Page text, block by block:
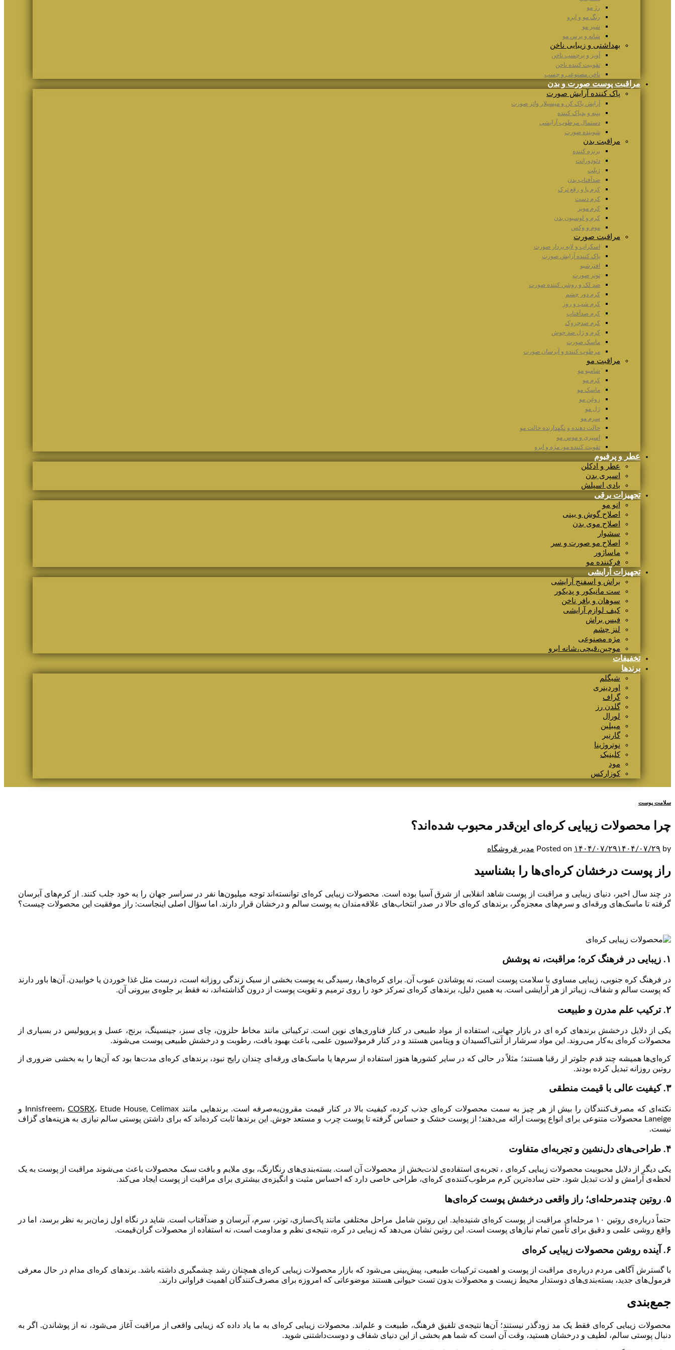
رژ مو
رنگ مو و ابرو
شیر مو
شانه و برس مو
بهداشتی و زیبایی ناخن
آویز و برچسب ناخن
تقوییت کننده ناخن
ناخن مصنوعی و چسب
مراقبت پوست صورت و بدن
پاک کننده آرایش صورت
آرایش پاک کن و میسیلار واتر صورت
پنبه و پدپاک کننده
دستمال مرطوب آرایشی
شوینده صورت
مراقبت بدن
برنزه کننده
دئودورانت
ژیلت
ضدآفتاب بدن
کرم پا و رفع ترک
کرم دست
کرم موبر
کرم و لوسیون بدن
موم و وکس
مراقبت صورت
اسکراب و لایه بردار صورت
پاک کننده آرایش صورت
افترشیو
تونر صورت
ضد لک و روشن کننده صورت
کرم دور چشم
کرم شب و روز
کرم ضدآفتاب
کرم ضدچروک
کرم و ژل ضد جوش
ماسک صورت
مرطوب کننده و آبرسان صورت
مراقبت مو
َشامپو مو
کرم مو
ماسک مو
روغن مو
ژل مو
سرم مو
حالت دهنده و نگهدارنده حالت مو
اسپری و موس مو
تقویت کننده مو، مژه و ابرو
عطر و پرفیوم
عطر و ادکلن
اسپری بدن
بادی اسپلش
تجهیزات برقی
اتو مو
اصلاح گوش و بینی
اصلاح موی بدن
سشوار
اصلاح مو صورت و سر
ماساژور
فرکننده مو
تجهیزات آرایشی
براش و اسفنج آرایشی
ست مانیکور و پدیکور
سوهان و بافر ناخن
کیف لوازم آرایشی
فیس براش
لنز چشم
مژه مصنوعی
موچین،قیچی،شانه ابرو
تخفیفات
برندها
شیگلم
اوردینری
گراف
گلدن رز
لورال
میبلین
گارنیر
نوتروژینا
کلینیک
مود
کوزارکس
سلامت پوست
چرا محصولات زیبایی کره‌ای این‌قدر محبوب شده‌اند؟
Posted on ۱۴۰۴/۰۷/۲۹۱۴۰۴/۰۷/۲۹ by مدیر فروشگاه
راز پوست درخشان کره‌ای‌ها را بشناسید
در چند سال اخیر، دنیای زیبایی و مراقبت از پوست شاهد انقلابی از شرق آسیا بوده است. محصولات زیبایی کره‌ای توانسته‌اند توجه میلیون‌ها نفر در سراسر جهان را به خود جلب کنند. از کرم‌های آبرسان
گرفته تا ماسک‌های ورقه‌ای و سرم‌های معجزه‌گر، برندهای کره‌ای حالا در صدر انتخاب‌های علاقه‌مندان به پوست سالم و درخشان قرار دارند. اما سؤال اصلی اینجاست: راز موفقیت این محصولات چیست؟
۱. زیبایی در فرهنگ کره؛ مراقبت، نه پوشش
در فرهنگ کره جنوبی، زیبایی مساوی با سلامت پوست است، نه پوشاندن عیوب آن. برای کره‌ای‌ها، رسیدگی به پوست بخشی از سبک زندگی روزانه است، درست مثل غذا خوردن یا خوابیدن. آن‌ها باور دارند
که پوست سالم و شفاف، زیباتر از هر آرایشی است. به همین دلیل، برندهای کره‌ای تمرکز خود را روی ترمیم و تقویت پوست از درون گذاشته‌اند، نه فقط بر جلوه‌ی بیرونی آن.
۲. ترکیب علم مدرن و طبیعت
یکی از دلایل درخشش برندهای کره ای در بازار جهانی، استفاده از مواد طبیعی در کنار فناوری‌های نوین است. ترکیباتی مانند مخاط حلزون، چای سبز، جینسینگ، برنج، عسل و پروپولیس در بسیاری از
محصولات کره‌ای به‌کار می‌روند. این مواد سرشار از آنتی‌اکسیدان و ویتامین هستند و در کنار فرمولاسیون علمی، باعث بهبود بافت، رطوبت و درخشش طبیعی پوست می‌شوند.
کره‌ای‌ها همیشه چند قدم جلوتر از رقبا هستند؛ مثلاً در حالی که در سایر کشورها هنوز استفاده از سرم‌ها یا ماسک‌های ورقه‌ای چندان رایج نبود، برندهای کره‌ای مدت‌ها بود که آن‌ها را به بخشی ضروری از
روتین روزانه تبدیل کرده بودند.
۳. کیفیت عالی با قیمت منطقی
نکته‌ای که مصرف‌کنندگان را بیش از هر چیز به سمت محصولات کره‌ای جذب کرده، کیفیت بالا در کنار قیمت مقرون‌به‌صرفه است. برندهایی مانند Innisfreem، COSRX
، Etude House, Celimax و
Laneige محصولات متنوعی برای انواع پوست ارائه می‌دهند؛ از پوست خشک و حساس گرفته تا پوست چرب و مستعد جوش. این برندها ثابت کرده‌اند که برای داشتن پوستی سالم نیازی به هزینه‌های گزاف
نیست.
۴. طراحی‌های دل‌نشین و تجربه‌ای متفاوت
یکی دیگر از دلایل محبوبیت محصولات زیبایی کره‌ای ، تجربه‌ی استفاده‌ی لذت‌بخش از محصولات آن است. بسته‌بندی‌های رنگارنگ، بوی ملایم و بافت سبک محصولات باعث می‌شوند مراقبت از پوست به یک
لحظه‌ی آرامش و لذت تبدیل شود. حتی ساده‌ترین کرم مرطوب‌کننده‌ی کره‌ای، طراحی خاصی دارد که احساس مثبت و انگیزه‌ی بیشتری برای مراقبت از پوست ایجاد می‌کند.
۵. روتین چندمرحله‌ای؛ راز واقعی درخشش پوست کره‌ای‌ها
حتماً درباره‌ی روتین ۱۰ مرحله‌ای مراقبت از پوست کره‌ای شنیده‌اید. این روتین شامل مراحل مختلفی مانند پاک‌سازی، تونر، سرم، آبرسان و ضدآفتاب است. شاید در نگاه اول زمان‌بر به نظر برسد، اما در
واقع روشی علمی و دقیق برای تأمین تمام نیازهای پوست است. این روتین نشان می‌دهد که زیبایی در کره، نتیجه‌ی نظم و مداومت است، نه استفاده از محصولات گران‌قیمت.
۶. آینده روشن محصولات زیبایی کره‌ای
با گسترش آگاهی مردم درباره‌ی مراقبت از پوست و اهمیت ترکیبات طبیعی، پیش‌بینی می‌شود که بازار محصولات زیبایی کره‌ای همچنان رشد چشمگیری داشته باشد. برندهای کره‌ای مدام در حال معرفی
فرمول‌های جدید، بسته‌بندی‌های دوستدار محیط زیست و محصولات بدون تست حیوانی هستند موضوعاتی که امروزه برای مصرف‌کنندگان اهمیت فراوانی دارند.
جمع‌بندی
محصولات زیبایی کره‌ای فقط یک مد زودگذر نیستند؛ آن‌ها نتیجه‌ی تلفیق فرهنگ، طبیعت و علم‌اند. محصولات زیبایی کره‌ای به ما یاد داده که زیبایی واقعی از مراقبت آغاز می‌شود، نه از پوشاندن. اگر به
دنبال پوستی سالم، لطیف و درخشان هستید، وقت آن است که شما هم بخشی از این دنیای شفاف و دوست‌داشتنی شوید.